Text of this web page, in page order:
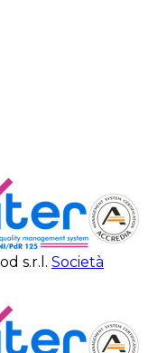
s.r.l. Società